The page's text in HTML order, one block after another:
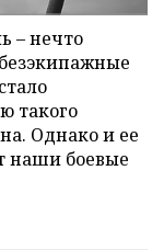
– нечто
такого
Однако и ее
наши боевые